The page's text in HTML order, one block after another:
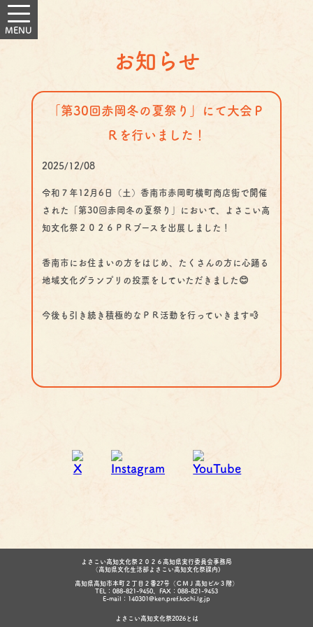
お知らせ
「第30回赤岡冬の夏祭り」にて大会Ｐ
Ｒを行いました！
2025/12/08
令和７年12月6日（土）香南市赤岡町横町商店街で開催
された「第30回赤岡冬の夏祭り」において、よさこい高
知文化祭２０２６ＰＲブースを出展しました！
香南市にお住まいの方をはじめ、たくさんの方に心踊る
地域文化グランプリの投票をしていただきました😊
今後も引き続き積極的なＰＲ活動を行っていきます💨
よさこい高知文化祭２０２６高知県実行委員会事務局
（高知県文化生活部よさこい高知文化祭課内)
高知県高知市本町２丁目２番27号（ＣＭＪ高知ビル３階）
TEL：088-821-9450、FAX：088-821-9453
E-mail：140301@ken.pref.kochi.lg.jp
よさこい高知文化祭2026とは